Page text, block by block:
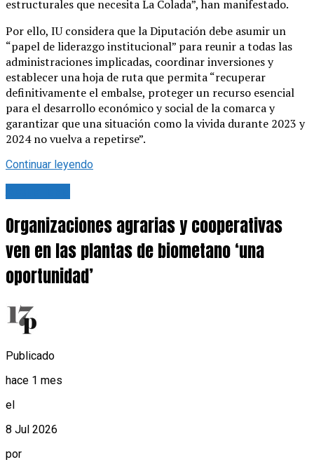
estructurales que necesita La Colada”, han manifestado.
Por ello, IU considera que la Diputación debe asumir un
“papel de liderazgo institucional” para reunir a todas las
administraciones implicadas, coordinar inversiones y
establecer una hoja de ruta que permita “recuperar
definitivamente el embalse, proteger un recurso esencial
para el desarrollo económico y social de la comarca y
garantizar que una situación como la vivida durante 2023 y
2024 no vuelva a repetirse”.
Continuar leyendo
Organizaciones agrarias y cooperativas
ven en las plantas de biometano ‘una
oportunidad’
Publicado
hace 1 mes
el
8 Jul 2026
por